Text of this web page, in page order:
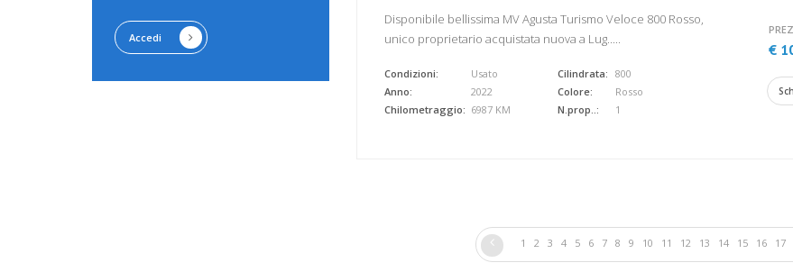
Accedi
Disponibile bellissima MV Agusta Turismo Veloce 800 Rosso,
unico proprietario acquistata nuova a Lug.....
Condizioni:
Anno:
Chilometraggio:
Usato
2022
6987 KM
Cilindrata:
Colore:
N.prop..:
800
Rosso
1
€
1 2 3 4 5 6 7 8 9 10 11 12 13 14 15 16 17